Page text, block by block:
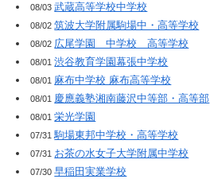
08/03武蔵高等学校中学校
08/02筑波大学附属駒場中・高等学校
08/02 広尾学園 中学校 高等学校
08/01渋谷教育学園幕張中学校
08/01 麻布中学校 麻布高等学校
08/01 慶應義塾湘南藤沢中等部・高等部
08/01栄光学園
07/31駒場東邦中学校・高等学校
07/31 お茶の水女子大学附属中学校
07/30早稲田実業学校